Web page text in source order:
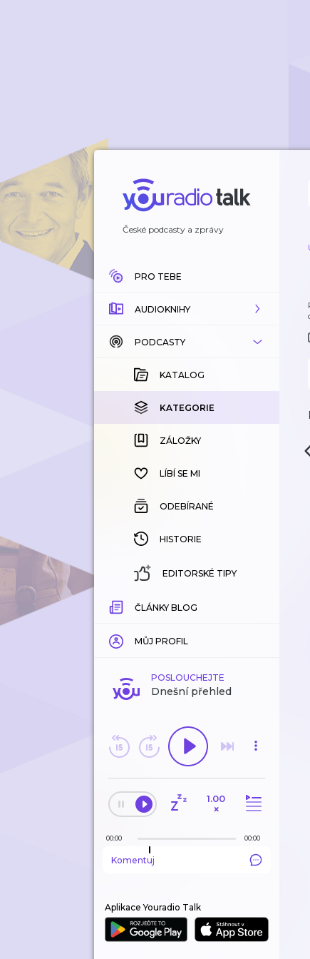
České podcasty a zprávy
PRO TEBE
AUDIOKNIHY
KATALOG
KOUPENÉ
KATEGORIE
ZÁLOŽKY
HISTORIE
PODCASTY
KATALOG
KATEGORIE
ZÁLOŽKY
LÍBÍ SE MI
ODEBÍRANÉ
HISTORIE
EDITORSKÉ TIPY
ČLÁNKY BLOG
MŮJ PROFIL
POSLOUCHEJTE
Dnešní přehled
1.00
×
00:00 00:00
Komentuj
Aplikace Youradio Talk